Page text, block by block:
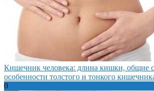
Кишечник человека: длина кишки, общие
особенности толстого и тонкого
0